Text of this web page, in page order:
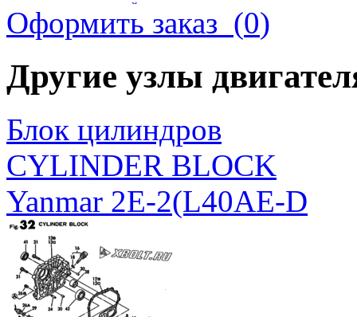
19 26366-060002
NUT, M6
20 26366-080002 ГАЙКА M8
Оформить заказ (0)
Другие узлы
Блок цилиндров
CYLINDER BLOCK
Yanmar 2E-2(L40AE-D